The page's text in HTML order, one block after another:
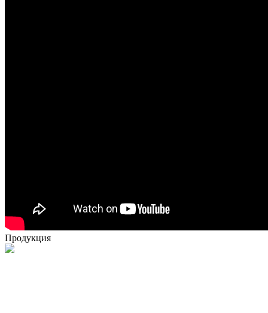
Продукция